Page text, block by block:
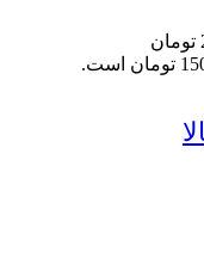
قیمت اصلی 250,000 تومان